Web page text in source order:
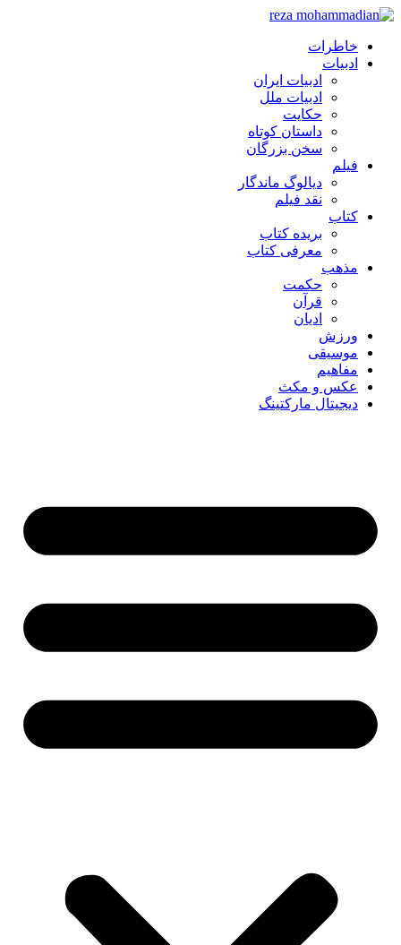
خاطرات
ادبیات
ادبیات ایران
ادبیات ملل
حکایت
داستان کوتاه
سخن بزرگان
فیلم
دیالوگ ماندگار
نقد فیلم
کتاب
بریده کتاب
معرفی کتاب
مذهب
حکمت
قرآن
ادیان
ورزش
موسیقی
مفاهیم
عکس و مکث
دیجیتال مارکتینگ